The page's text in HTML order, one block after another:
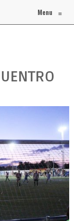
Menu ≡